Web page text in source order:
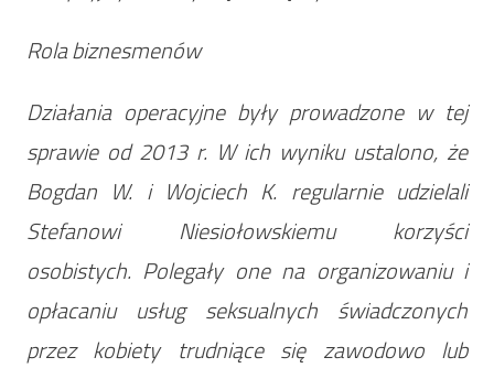
Rola biznesmenów
Działania operacyjne były prowadzone w tej
sprawie od 2013 r. W ich wyniku ustalono, że
Bogdan W. i Wojciech K. regularnie udzielali
Stefanowi Niesiołowskiemu korzyści
osobistych. Polegały one na organizowaniu i
opłacaniu usług seksualnych świadczonych
przez kobiety trudniące się zawodowo lub